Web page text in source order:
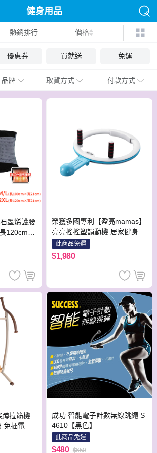
健身用品
熱銷排行 價格
優惠券 買就送 免運
品牌 取貨方式 付款方式
墨烯護腰
120cm*
榮獲多國專利【盈亮mamas】
亮亮搖搖塑韻動機 居家健身
運動 免插電 健身 人體工學 呼
拉圈 塑身
此商品免運
$1,980
蹲拉筋機
插電 健
成功 智能電子計數無線跳繩 S
4610【黑色】
此商品免運
$480 $650